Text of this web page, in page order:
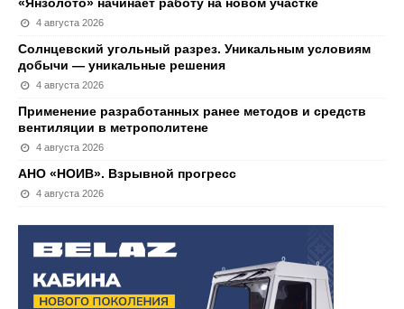
4 августа 2026
Солнцевский угольный разрез. Уникальным условиям
добычи — уникальные решения
4 августа 2026
Применение разработанных ранее методов и средств
вентиляции в метрополитене
4 августа 2026
АНО «НОИВ». Взрывной прогресс
4 августа 2026